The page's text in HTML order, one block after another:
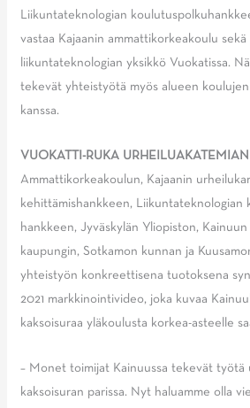
Liikuntateknologian
vastaa Kajaanin ammattikorkeakoulu
liikuntateknologian yksikkö Vuokatissa.
tekevät yhteistyötä myös alueen
kanssa.
VUOKATTI-RUKA URHEILUAKATEMIAN
Ammattikorkeakoulun, Kajaanin
kehittämishankkeen, Liikuntateknologian
hankkeen, Jyväskylän Yliopiston,
kaupungin, Sotkamon kunnan ja
yhteistyön konkreettisena tuotoksena
2021 markkinointivideo, joka kuvaa
kaksoisuraa yläkoulusta korkea-asteelle
– Monet toimijat Kainuussa tekevät työtä
kaksoisuran parissa. Nyt haluamme olla